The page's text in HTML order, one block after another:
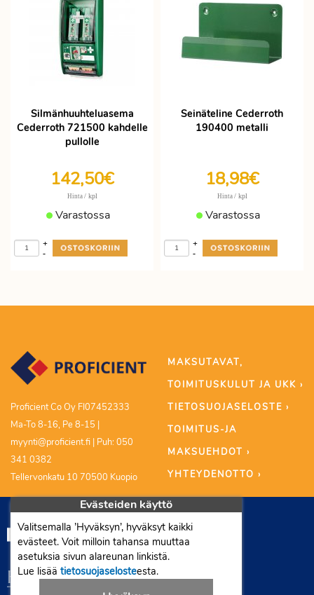
Silmänhuuhteluasema
Cederroth 721500 kahdelle
pullolle
142,50€
Hinta / kpl
Varastossa
-
+
Seinäteline Cederroth
190400 metalli
18,98€
Hinta / kpl
Varastossa
-
+
Proficient Co Oy FI07452333
Ma-To 8-16, Pe 8-15 |
myynti@proficient.fi | Puh: 050
341 0382
Tellervonkatu 10 70500 Kuopio
MAKSUTAVAT,
TOIMITUSKULUT JA UKK ›
TIETOSUOJASELOSTE ›
TOIMITUS-JA
MAKSUEHDOT ›
YHTEYDENOTTO ›
Evästeiden käyttö
Valitsemalla ’Hyväksyn’, hyväksyt kaikki
evästeet. Voit milloin tahansa muuttaa
asetuksia sivun alareunan linkistä.
Lue lisää tietosuojaselosteesta.